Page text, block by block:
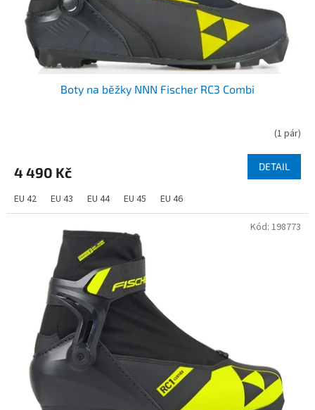
Boty na běžky NNN Fischer RC3 Combi
(1 pár)
4 490 Kč DETAIL
EU 42 EU 43 EU 44 EU 45 EU 46
Kód: 198773